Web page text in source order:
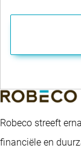
Robeco streeft
financiële en